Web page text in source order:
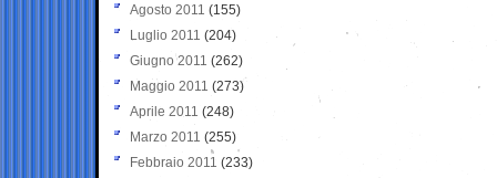
Agosto 2011 (155)
Luglio 2011 (204)
Giugno 2011 (262)
Maggio 2011 (273)
Aprile 2011 (248)
Marzo 2011 (255)
Febbraio 2011 (233)